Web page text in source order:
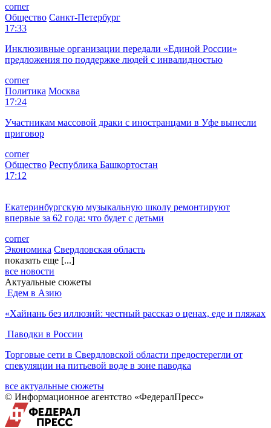
corner
Общество Санкт-Петербург
17:33
Инклюзивные организации передали «Единой России»
предложения по поддержке людей с инвалидностью
corner
Политика Москва
17:24
Участникам массовой драки с иностранцами в Уфе вынесли
приговор
corner
Общество Республика Башкортостан
17:12
Екатеринбургскую музыкальную школу ремонтируют
впервые за 62 года: что будет с детьми
corner
Экономика Свердловская область
показать еще [...]
все новости
Актуальные сюжеты
Едем в Азию
«Хайнань без иллюзий: честный рассказ о ценах, еде и пляжах
Паводки в России
Торговые сети в Свердловской области предостерегли от
спекуляции на питьевой воде в зоне паводка
все актуальные сюжеты
© Информационное агентство «ФедералПресс»